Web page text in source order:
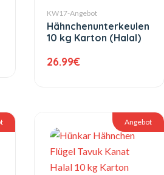
KW17-Angebot
Hähnchenunterkeulen
10 kg Karton (Halal)
26.99€
Angebot